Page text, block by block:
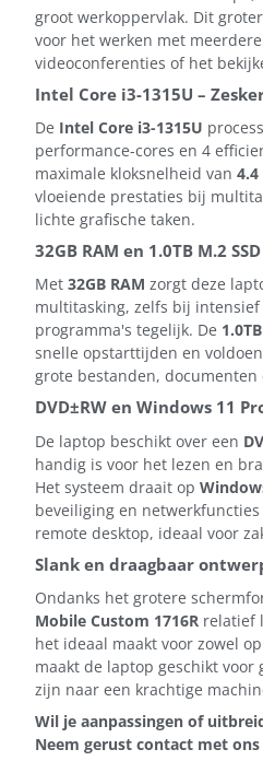
groot werkoppervlak. Dit
voor het werken met
videoconferenties of het
Intel Core i3-1315U –
De Intel Core i3-1315U
performance-cores en 4
maximale kloksnelheid van 4.4
vloeiende prestaties bij
lichte grafische taken.
32GB RAM en 1.0TB M.2
Met 32GB RAM zorgt deze
multitasking, zelfs bij
programma's tegelijk. De
snelle opstarttijden en
grote bestanden,
DVD±RW en Windows 11
De laptop beschikt over een
handig is voor het lezen en
Het systeem draait op
beveiliging en
remote desktop, ideaal voor
Slank en draagbaar
Ondanks het grotere
Mobile Custom 1716R relatief
het ideaal maakt voor zowel
maakt de laptop geschikt voor
zijn naar een krachtige
Wil je aanpassingen of
Neem gerust contact met